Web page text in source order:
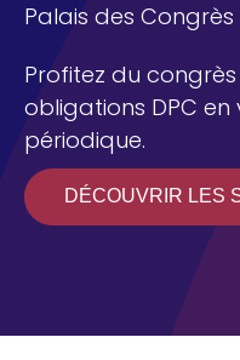
Palais des
Profitez du
obligations DPC
périodique.
DÉCOUVRIR LES